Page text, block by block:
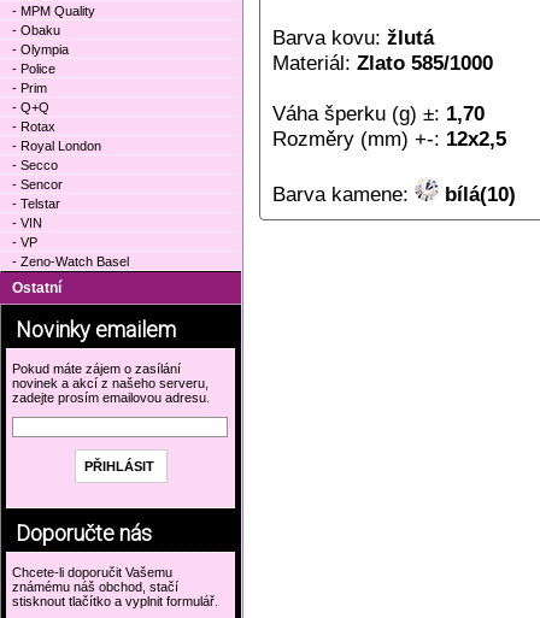
Barva kovu: žlutá
Materiál: Zlato 585/1000
Váha šperku (g) ±: 1,70
Rozměry (mm) +-: 12x2,5
Barva kamene: bílá(10)
- MPM Quality
- Obaku
- Olympia
- Police
- Prim
- Q+Q
- Rotax
- Royal London
- Secco
- Sencor
- Telstar
- VIN
- VP
- Zeno-Watch Basel
Ostatní
Novinky emailem
Pokud máte zájem o zasílání
novinek a akcí z našeho serveru,
zadejte prosím emailovou adresu.
Doporučte nás
Chcete-li doporučit Vašemu
známému náš obchod, stačí
stisknout tlačítko a vyplnit formulář.